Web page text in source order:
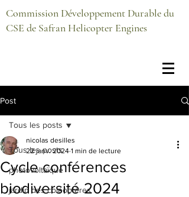
Commission Développement Durable du
CSE de Safran Helicopter Engines
Post
Tous les posts
photovoltaïque
jardin des coléoptères
Tous les posts
Cycle conférences
biodiversité 2024
nicolas desilles
22 janv. 2024 1 min de lecture